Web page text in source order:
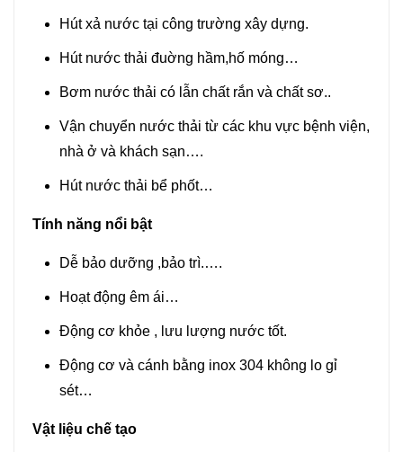
Hút xả nước tại công trường xây dựng.
Hút nước thải đuờng hầm,hố móng…
Bơm nước thải có lẫn chất rắn và chất sơ..
Vận chuyển nước thải từ các khu vực bệnh viện,
nhà ở và khách sạn….
Hút nước thải bể phốt…
Tính năng nổi bật
Dễ bảo dưỡng ,bảo trì.….
Hoạt động êm ái…
Động cơ khỏe , lưu lượng nước tốt.
Động cơ và cánh bằng inox 304 không lo gỉ
sét…
Vật liệu chế tạo